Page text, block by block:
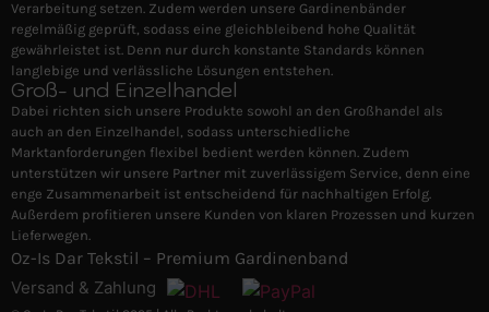
Verarbeitung setzen. Zudem werden unsere Gardinenbänder
regelmäßig geprüft, sodass eine gleichbleibend hohe Qualität
gewährleistet ist. Denn nur durch konstante Standards können
langlebige und verlässliche Lösungen entstehen.
Groß- und Einzelhandel
Dabei richten sich unsere Produkte sowohl an den Großhandel als
auch an den Einzelhandel, sodass unterschiedliche
Marktanforderungen flexibel bedient werden können. Zudem
unterstützen wir unsere Partner mit zuverlässigem Service, denn eine
enge Zusammenarbeit ist entscheidend für nachhaltigen Erfolg.
Außerdem profitieren unsere Kunden von klaren Prozessen und kurzen
Lieferwegen.
Oz-Is Dar Tekstil – Premium Gardinenband
Versand & Zahlung